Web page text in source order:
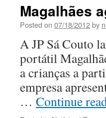
Magalhães
Posted on 07/18/2012by
A JP Sá Couto
portátil
a crianças a
empresa
… Continue